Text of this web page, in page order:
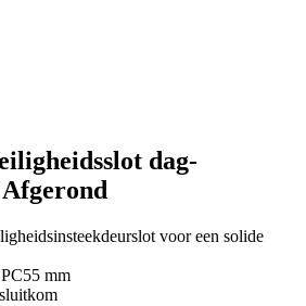
dag-
voor een solide
mm